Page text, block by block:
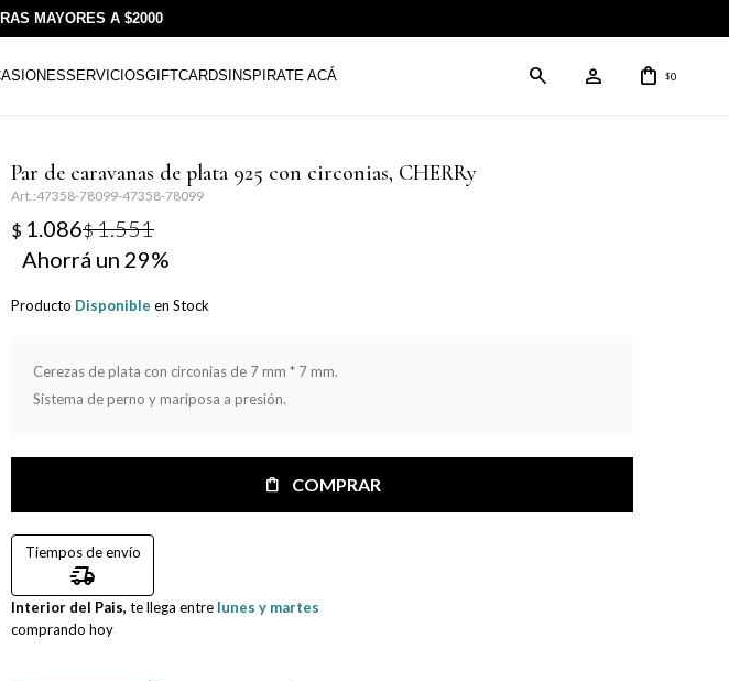
MAYORES A $2000
SERVICIOSGIFTCARDS INSPIRATE ACÁ $0
Par de caravanas de plata 925 con circonias, CHERRy
47358-78099-47358-78099
$ 1.086$1.551
29
Producto Disponible en Stock
Cerezas de plata con circonias de 7 mm * 7 mm.
Sistema de perno y mariposa a presión.
COMPRAR
Tiempos de envío
delivery_truck_speed
Interior del Pais, te llega entre lunes y martes
comprando hoy